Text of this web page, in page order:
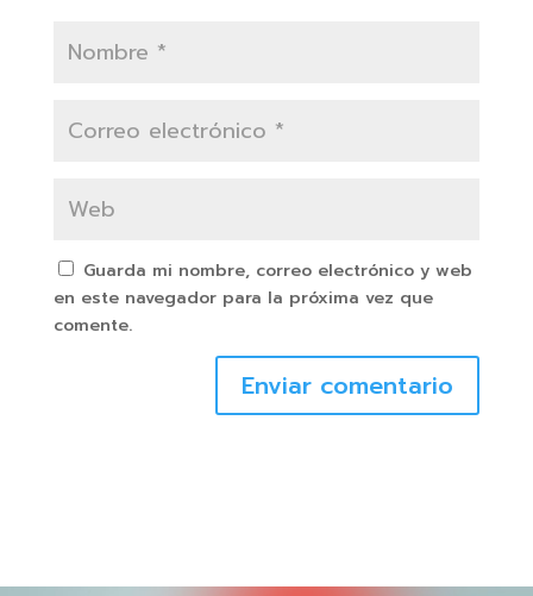
Guarda mi nombre, correo electrónico y web
en este navegador para la próxima vez que
comente.
Enviar comentario